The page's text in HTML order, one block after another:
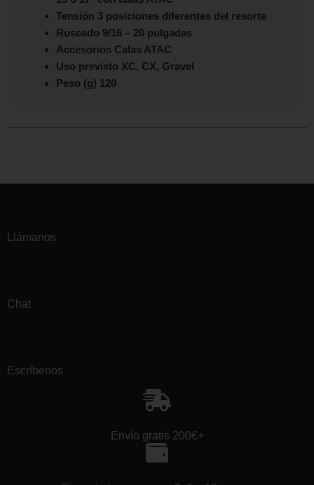
Tensión 3 posiciones diferentes del resorte
Roscado 9/16 – 20 pulgadas
Accesorios Calas ATAC
Uso previsto XC, CX, Gravel
Peso (g) 120
Llámanos
Chat
Escríbenos
Envío gratis 200€+